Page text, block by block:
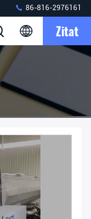
86-816-2976161
Zitat